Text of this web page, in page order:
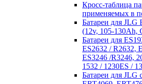
Кросc-таблица
применяемых в
Батареи для JLG
(12v, 105-130Ah,
Батареи для
ES2632 / R2632,
ES3246 /R3246,
1532 / 1230ES /
Батареи для JLG